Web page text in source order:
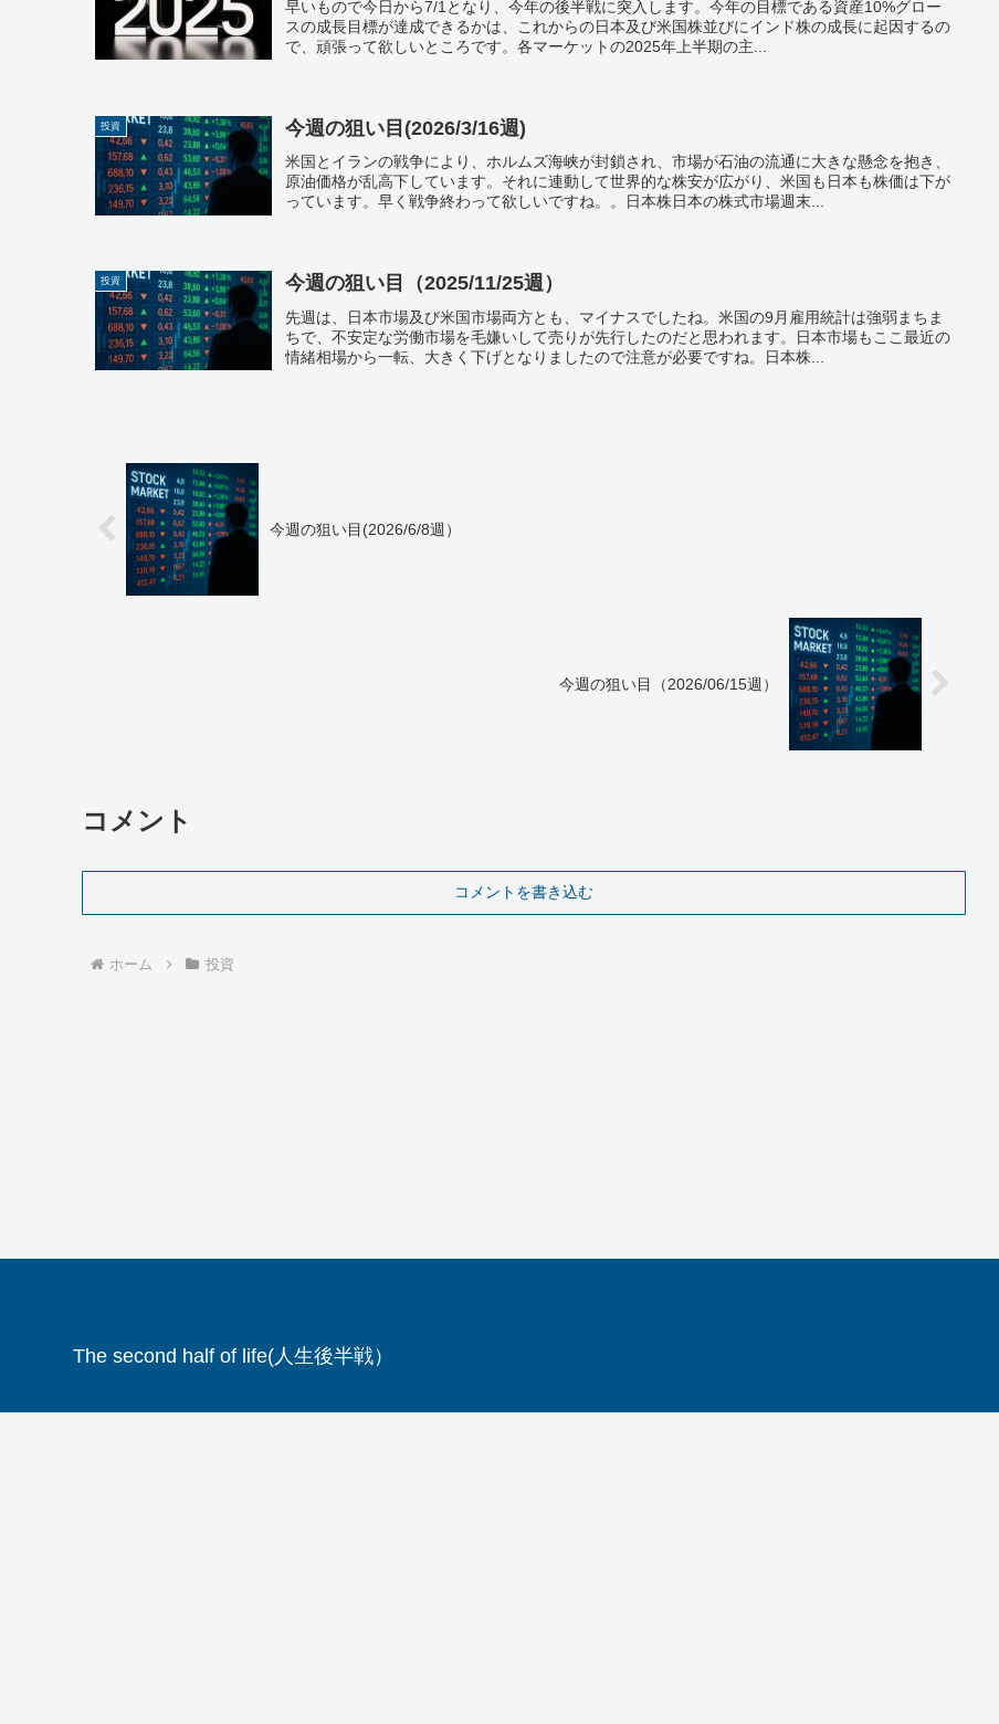
早いもので今日から7/1となり、今年の後半戦に突入します。今年の目標である資産10%グロー
スの成長目標が達成できるかは、これからの日本及び米国株並びにインド株の成長に起因するの
で、頑張って欲しいところです。各マーケットの2025年上半期の主...
投資 今週の狙い目(2026/3/16週)
米国とイランの戦争により、ホルムズ海峡が封鎖され、市場が石油の流通に大きな懸念を抱き、
原油価格が乱高下しています。それに連動して世界的な株安が広がり、米国も日本も株価は下が
っています。早く戦争終わって欲しいですね。。日本株日本の株式市場週末...
投資 今週の狙い目（2025/11/25週）
先週は、日本市場及び米国市場両方とも、マイナスでしたね。米国の9月雇用統計は強弱まちま
ちで、不安定な労働市場を毛嫌いして売りが先行したのだと思われます。日本市場もここ最近の
情緒相場から一転、大きく下げとなりましたので注意が必要ですね。日本株...
今週の狙い目(2026/6/8週）
今週の狙い目（2026/06/15週）
コメント
コメントを書き込む
ホーム 投資
The second half of life(人生後半戦）